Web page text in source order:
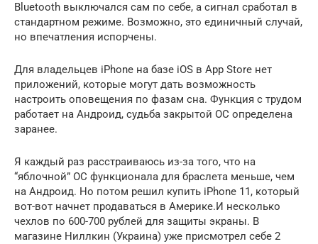
Bluetooth выключался сам по себе, а сигнал сработал в
стандартном режиме. Возможно, это единичный случай,
но впечатления испорчены.
Для владельцев iPhone на базе iOS в App Store нет
приложений, которые могут дать возможность
настроить оповещения по фазам сна. Функция с трудом
работает на Андроид, судьба закрытой ОС определена
заранее.
Я каждый раз расстраиваюсь из-за того, что на
“яблочной” ОС функционала для браслета меньше, чем
на Андроид. Но потом решил купить iPhone 11, который
вот-вот начнет продаваться в Америке.И несколько
чехлов по 600-700 рублей для защиты экраны. В
магазине Ниллкин (Украина) уже присмотрел себе 2